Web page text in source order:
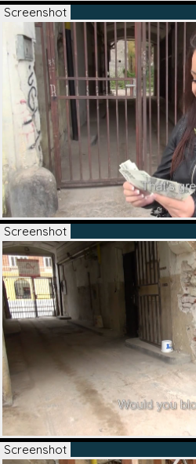
Screenshot
Screenshot
Screenshot